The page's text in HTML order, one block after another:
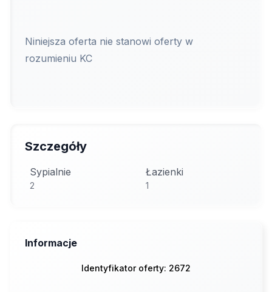
Niniejsza oferta nie stanowi oferty w
rozumieniu KC
Szczegóły
Sypialnie
2
Łazienki
1
Informacje
Identyfikator oferty: 2672